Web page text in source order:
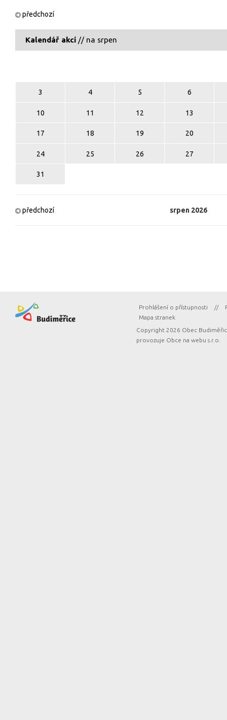
předchozí
Kalendář akcí // na srpen
3 4 5 6
10 11 12 13
17 18 19 20
24 25 26 27
31
předchozí srpen 2026
Prohlášení o přístupnosti //
Mapa stranek
Copyright 2026 Obec
provozuje Obce na webu s.r.o.